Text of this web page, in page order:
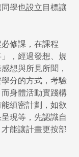
學也設立目標讓
修課，在課程
，經過發想、規
想與所見所聞，
分的方式，考驗
身體活動實踐構
縝密計劃，如欲
現等，先認識自
能讓計畫更按部